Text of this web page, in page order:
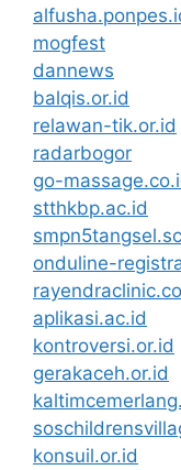
mogfest
dannews
balqis.or.id
relawan-tik.or.id
radarbogor
go-
stthkbp.ac.id
onduline-
aplikasi.ac.id
kontroversi.or.id
gerakaceh.or.id
konsuil.or.id